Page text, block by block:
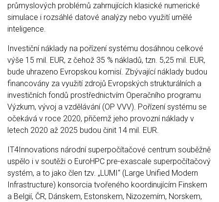
průmyslových problémů zahrnujících klasické numerické
simulace i rozsáhlé datové analýzy nebo využití umělé
inteligence.
Investiční náklady na pořízení systému dosáhnou celkové
výše 15 mil. EUR, z čehož 35 % nákladů, tzn. 5,25 mil. EUR,
bude uhrazeno Evropskou komisí. Zbývající náklady budou
financovány za využití zdrojů Evropských strukturálních a
investičních fondů prostřednictvím Operačního programu
Výzkum, vývoj a vzdělávání (OP VVV). Pořízení systému se
očekává v roce 2020, přičemž jeho provozní náklady v
letech 2020 až 2025 budou činit 14 mil. EUR.
IT4Innovations národní superpočítačové centrum souběžně
uspělo i v soutěži o EuroHPC pre-exascale superpočítačový
systém, a to jako člen tzv. „LUMI“ (Large Unified Modern
Infrastructure) konsorcia tvořeného koordinujícím Finskem
a Belgií, ČR, Dánskem, Estonskem, Nizozemím, Norskem,